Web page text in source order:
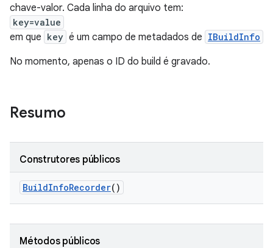
chave-valor. Cada linha do arquivo tem:
key=value
em que key é um campo de metadados de IBuildInfo
No momento, apenas o ID do build é gravado.
Resumo
Construtores públicos
BuildInfoRecorder()
Métodos públicos